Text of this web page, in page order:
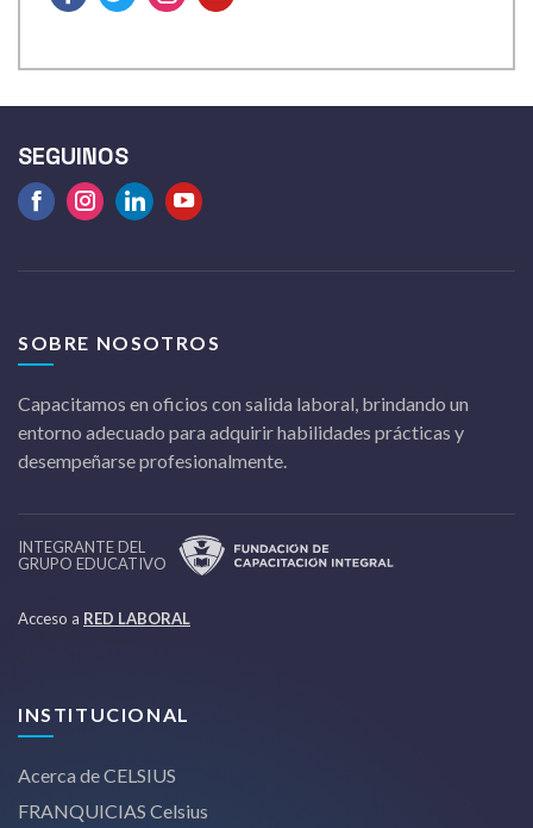
FacebookTwitterInstagramYoutube
SEGUINOS
FacebookInstagramlinkedinYoutube
SOBRE NOSOTROS
Capacitamos en oficios con salida laboral, brindando un
entorno adecuado para adquirir habilidades prácticas y
desempeñarse profesionalmente.
INTEGRANTE DEL
GRUPO EDUCATIVO
Acceso a RED LABORAL
INSTITUCIONAL
Acerca de CELSIUS
FRANQUICIAS Celsius